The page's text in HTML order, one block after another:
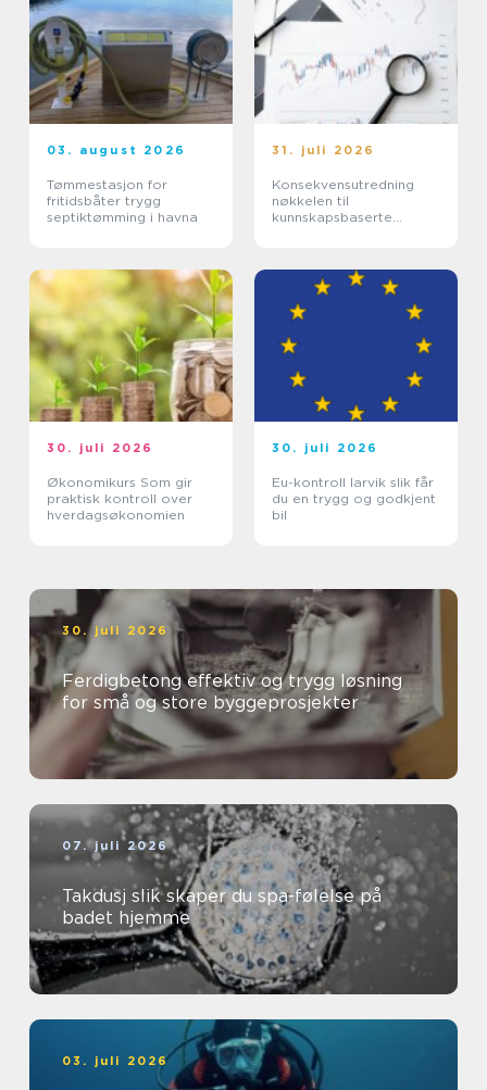
03. august 2026
Tømmestasjon for
fritidsbåter trygg
septiktømming i havna
31. juli 2026
Konsekvensutredning
nøkkelen til
kunnskapsbaserte
30. juli 2026
Økonomikurs Som gir
praktisk kontroll over
hverdagsøkonomien
30. juli 2026
Eu-kontroll larvik slik får
du en trygg og godkjent
bil
30. juli 2026
Ferdigbetong effektiv og trygg løsning
for små og store byggeprosjekter
07. juli 2026
Takdusj slik skaper du spa-følelse på
badet hjemme
03. juli 2026